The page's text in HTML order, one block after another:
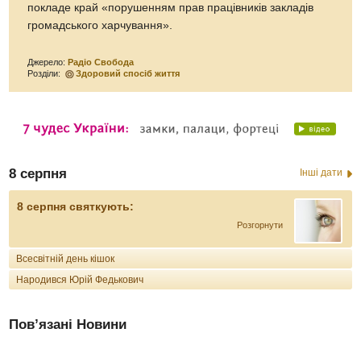
покладе край «порушенням прав працівників закладів
громадського харчування».
Джерело:Радіо Свобода
Розділи:
Здоровий спосіб життя
8 серпня Інші дати
8 серпня святкують:
Розгорнути
Всесвітній день кішок
Народився Юрій Федькович
Пов’язані Новини